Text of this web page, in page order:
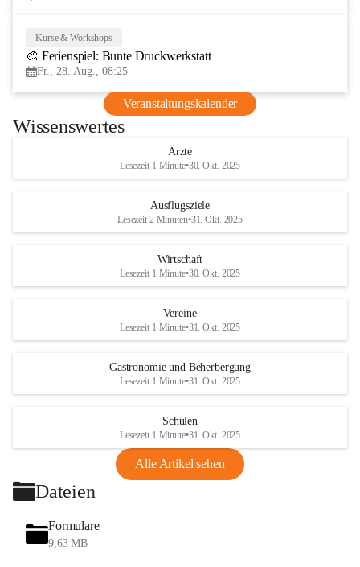
Kurse & Workshops
🎨 Ferienspiel: Bunte Druckwerkstatt
Fr., 28. Aug., 08:25
Veranstaltungskalender
Wissenswertes
Ärzte
Lesezeit 1 Minute•30. Okt. 2025
Ausflugsziele
Lesezeit 2 Minuten•31. Okt. 2025
Wirtschaft
Lesezeit 1 Minute•30. Okt. 2025
Vereine
Lesezeit 1 Minute•31. Okt. 2025
Gastronomie und Beherbergung
Lesezeit 1 Minute•31. Okt. 2025
Schulen
Lesezeit 1 Minute•31. Okt. 2025
Alle Artikel sehen
Dateien
Formulare
9,63 MB